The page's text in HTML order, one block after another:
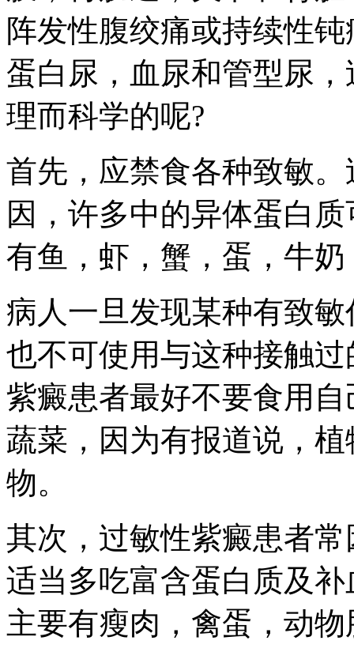
阵发性腹绞痛或持续性
蛋白尿，血尿和管型尿
理而科学的呢?
首先，应禁食各种致敏
因，许多中的异体蛋白
有鱼，虾，蟹，蛋，牛
病人一旦发现某种有致
也不可使用与这种接触
紫癜患者最好不要食用
蔬菜，因为有报道说，
物。
其次，过敏性紫癜患者
适当多吃富含蛋白质及
主要有瘦肉，禽蛋，动